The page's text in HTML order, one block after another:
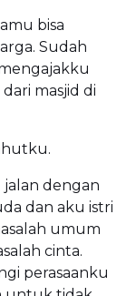
bisa
Sudah
masjid di
dengan
dan aku istri
umum
cinta.
perasaanku